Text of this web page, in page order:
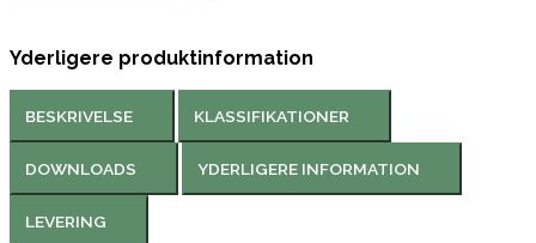
Yderligere produktinformation
BESKRIVELSE KLASSIFIKATIONER
DOWNLOADS YDERLIGERE INFORMATION
LEVERING